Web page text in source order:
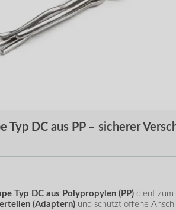
Typ DC aus PP – sicherer
Typ DC aus Polypropylen (PP) dient zum
(Adaptern) und schützt offene